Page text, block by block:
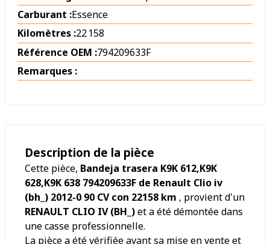
Carburant :Essence
Kilomètres :22 158
Référence OEM :794209633F
Remarques :
Description de la pièce
Cette pièce, Bandeja trasera K9K 612,K9K
628,K9K 638 794209633F de Renault Clio iv
(bh_) 2012-0 90 CV con 22158 km , provient d'un
RENAULT CLIO IV (BH_)et a été démontée dans
une casse professionnelle.
La pièce a été vérifiée avant sa mise en vente et